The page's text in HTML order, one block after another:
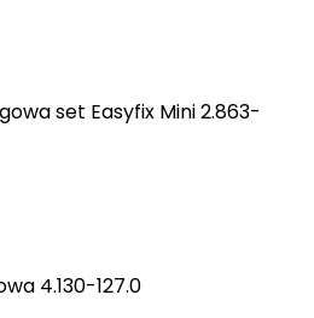
set Easyfix Mini 2.863-
4.130-127.0